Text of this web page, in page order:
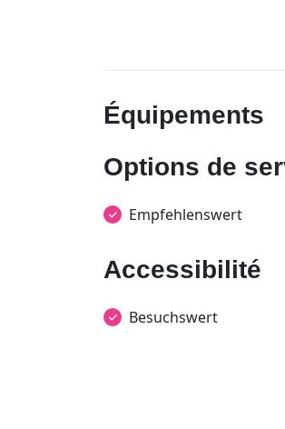
Équipements
Options de
Empfehlenswert
Accessibilité
Besuchswert